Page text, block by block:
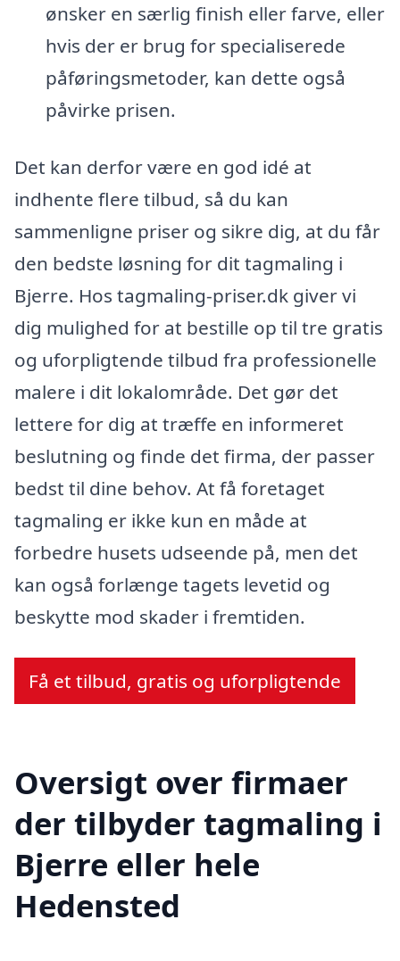
ønsker en særlig finish eller farve, eller
hvis der er brug for specialiserede
påføringsmetoder, kan dette også
påvirke prisen.
Det kan derfor være en god idé at
indhente flere tilbud, så du kan
sammenligne priser og sikre dig, at du får
den bedste løsning for dit tagmaling i
Bjerre. Hos tagmaling-priser.dk giver vi
dig mulighed for at bestille op til tre gratis
og uforpligtende tilbud fra professionelle
malere i dit lokalområde. Det gør det
lettere for dig at træffe en informeret
beslutning og finde det firma, der passer
bedst til dine behov. At få foretaget
tagmaling er ikke kun en måde at
forbedre husets udseende på, men det
kan også forlænge tagets levetid og
beskytte mod skader i fremtiden.
Få et tilbud, gratis og uforpligtende
Oversigt over firmaer
der tilbyder tagmaling i
Bjerre eller hele
Hedensted